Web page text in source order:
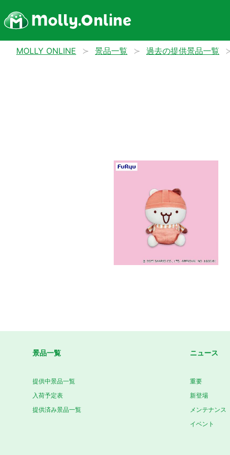
MOLLY ONLINE 景品一覧 過去の提供景品一覧
景品一覧
提供中景品一覧
入荷予定表
提供済み景品一覧
ニュース
重要
新登場
メンテナンス
イベント